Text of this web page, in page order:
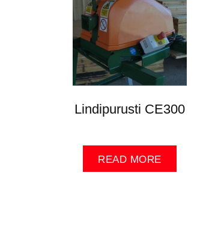
Lindipurusti CE300
READ MORE